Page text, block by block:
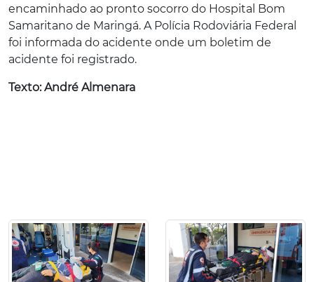
encaminhado ao pronto socorro do Hospital Bom
Samaritano de Maringá. A Polícia Rodoviária Federal
foi informada do acidente onde um boletim de
acidente foi registrado.
Texto: André Almenara